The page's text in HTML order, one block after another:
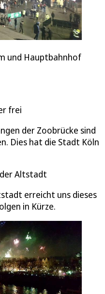
und Hauptbahnhof
frei
der Zoobrücke sind
Dies hat die Stadt Köln
Altstadt
erreicht uns dieses
in Kürze.